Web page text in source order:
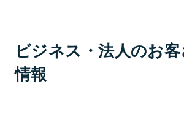
ビジネス・法人のお
情報